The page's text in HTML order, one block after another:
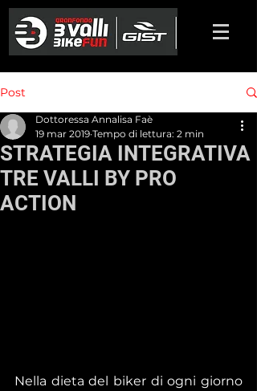
Post
STRATEGIA INTEGRATIVA
TRE VALLI BY PRO
ACTION
Dottoressa Annalisa Faè
19 mar 2019 Tempo di lettura: 2 min
Nella dieta del biker di ogni giorno